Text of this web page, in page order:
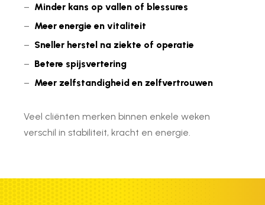
– Minder kans op vallen of blessures
– Meer energie en vitaliteit
– Sneller herstel na ziekte of operatie
– Betere spijsvertering
– Meer zelfstandigheid en zelfvertrouwen
Veel cliënten merken binnen enkele weken
verschil in stabiliteit, kracht en energie.